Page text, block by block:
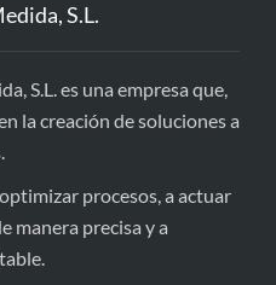
S.L.
S.L. es una empresa que,
la creación de soluciones a
procesos, a actuar
manera precisa y a